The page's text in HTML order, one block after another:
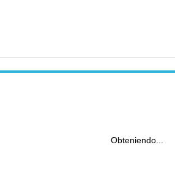
Obteniendo...